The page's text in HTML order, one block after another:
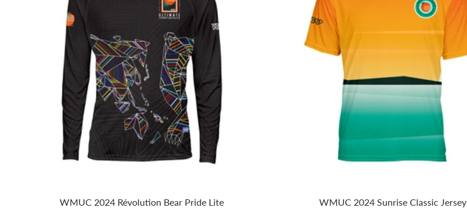
WMUC 2024 Révolution Bear Pride Lite
WMUC 2024 Sunrise Classic Jersey